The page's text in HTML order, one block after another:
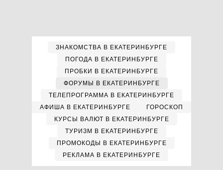
ЗНАКОМСТВА В ЕКАТЕРИНБУРГЕ
ПОГОДА В ЕКАТЕРИНБУРГЕ
ПРОБКИ В ЕКАТЕРИНБУРГЕ
ФОРУМЫ В ЕКАТЕРИНБУРГЕ
ТЕЛЕПРОГРАММА В ЕКАТЕРИНБУРГЕ
АФИША В ЕКАТЕРИНБУРГЕ
ГОРОСКОП
КУРСЫ ВАЛЮТ В ЕКАТЕРИНБУРГЕ
ТУРИЗМ В ЕКАТЕРИНБУРГЕ
ПРОМОКОДЫ В ЕКАТЕРИНБУРГЕ
РЕКЛАМА В ЕКАТЕРИНБУРГЕ